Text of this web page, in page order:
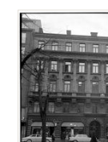
ListaKarta
träffar